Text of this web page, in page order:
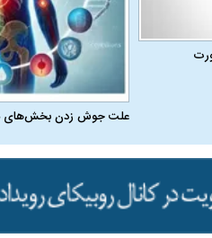
علت جوش زدن بخش‌های